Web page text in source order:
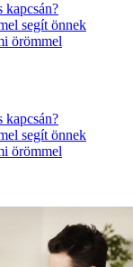
kapcsán?
segít önnek
örömmel
kapcsán?
segít önnek
örömmel